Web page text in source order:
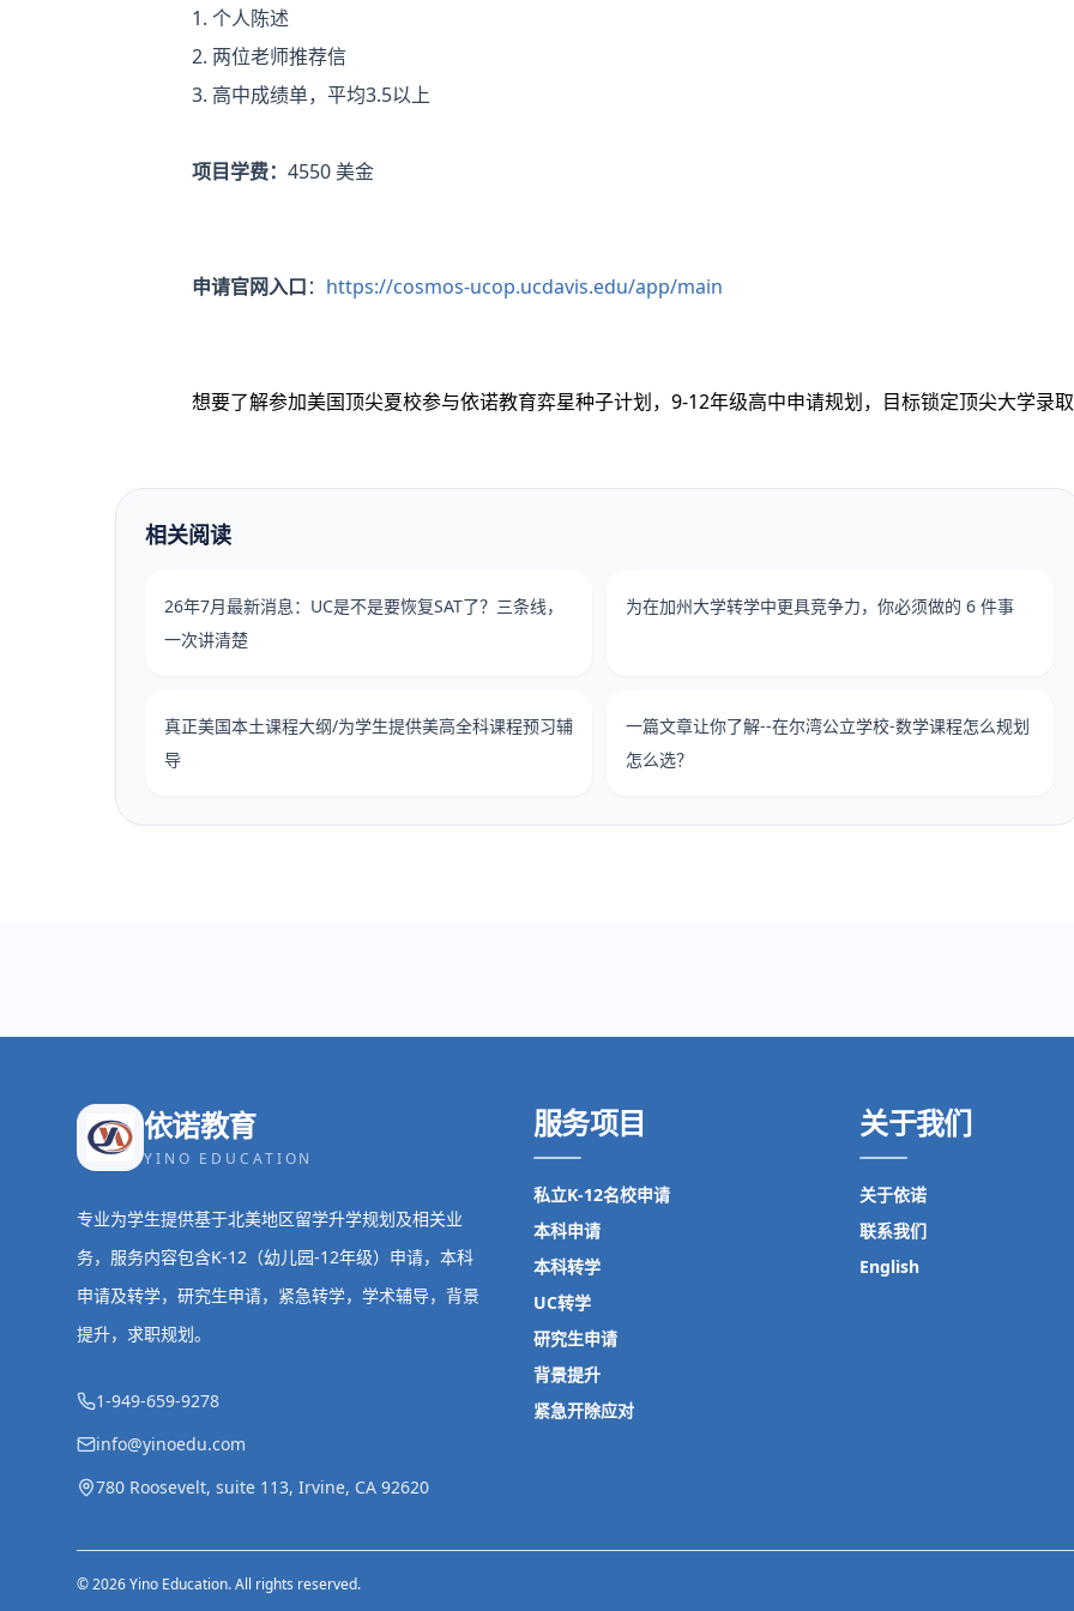
1. 个人陈述
2. 两位老师推荐信
3. 高中成绩单，平均3.5以上
项目学费： 4550 美金
申请官网入口： https://cosmos-ucop.ucdavis.edu/app/main
想要了解参加美国顶尖夏校参与依诺教育弈星种子计划，9-12年级高中申请规划，目标锁定顶尖大学录
相关阅读
26年7月最新消息：UC是不是要恢复SAT了？三条线，
一次讲清楚
为在加州大学转学中更具竞争力，你必须做的 6 件事
真正美国本土课程大纲/为学生提供美高全科课程预习辅
导
一篇文章让你了解--在尔湾公立学校-数学课程怎么规划
怎么选？
依诺教育
YINO EDUCATION
专业为学生提供基于北美地区留学升学规划及相关业
务，服务内容包含K-12（幼儿园-12年级）申请，本科
申请及转学，研究生申请，紧急转学，学术辅导，背景
提升，求职规划。
1-949-659-9278
info@yinoedu.com
780 Roosevelt, suite 113, Irvine, CA 92620
服务项目
私立K-12名校申请
本科申请
本科转学
UC转学
研究生申请
背景提升
紧急开除应对
关于我们
关于依诺
联系我们
English
© 2026 Yino Education. All rights reserved.